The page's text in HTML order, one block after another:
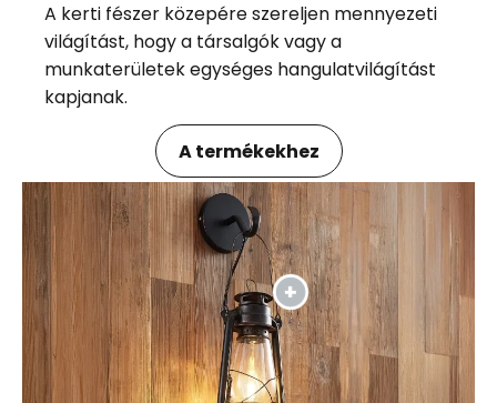
A kerti fészer közepére szereljen mennyezeti
világítást, hogy a társalgók vagy a
munkaterületek egységes hangulatvilágítást
kapjanak.
A termékekhez